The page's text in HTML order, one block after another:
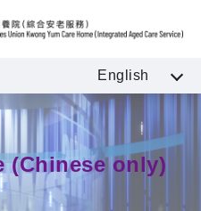
English
(Chinese only)